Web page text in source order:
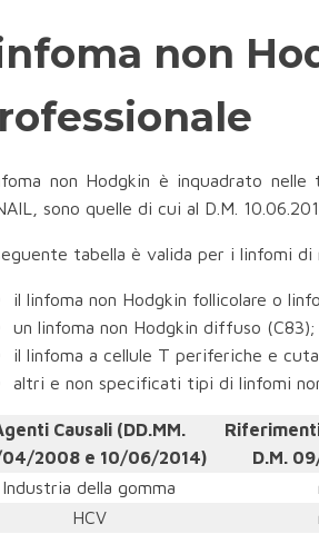
non
non Hodgkin è inquadrato nelle
sono quelle di cui al D.M.
tabella è valida per i linfomi di
il linfoma non Hodgkin follicolare o
un linfoma non Hodgkin diffuso (C83);
il linfoma a cellule T periferiche e
altri e non specificati tipi di linfomi
Causali (DD.MM.
2008 e 10/06/2014)
D.M.
Industria della gomma
HCV